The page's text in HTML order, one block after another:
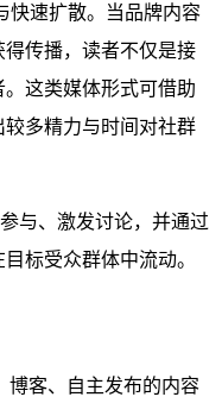
快速扩散。当品牌内容
传播，读者不仅是接
这类媒体形式可借助
多精力与时间对社群
与、激发讨论，并通过
标受众群体中流动。
博客、自主发布的内容